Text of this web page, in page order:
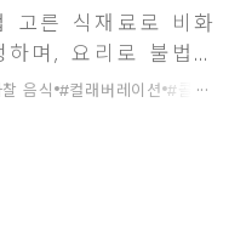
고른 식재료로 비화
며, 요리로 불법과
.
음식 #컬래버레이션 #콜라보
...